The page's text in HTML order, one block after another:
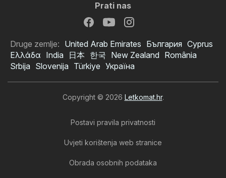
Interspar katalog
Prati nas
Druge zemlje: United Arab Emirates България Cyprus
Ελλάδα India 日本 한국 New Zealand România
Srbija Slovenija Türkiye Україна
Copyright © 2026 Letkomat.hr.
Postavi pravila privatnosti
Uvjeti korištenja web stranice
Obrada osobnih podataka